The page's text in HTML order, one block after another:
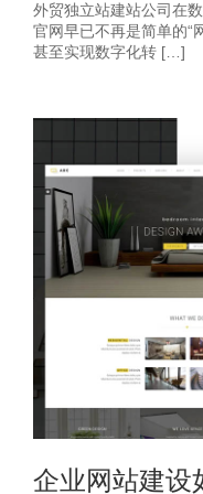
外贸独立站建站公司在
官网早已不再是简单的“
甚至实现数字化转 […]
企业网站建设